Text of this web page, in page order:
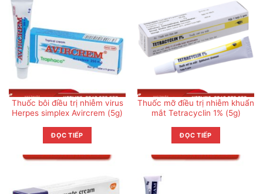
Thuốc bôi điều trị nhiễm virus
Herpes simplex Avircrem (5g)
ĐỌC TIẾP
Thuốc mỡ điều trị nhiễm khuẩn
mắt Tetracyclin 1% (5g)
ĐỌC TIẾP